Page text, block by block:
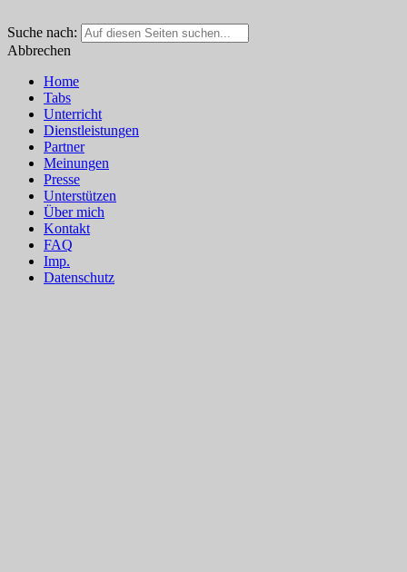
Suche nach:
Abbrechen
Home
Tabs
Unterricht
Dienstleistungen
Partner
Meinungen
Presse
Unterstützen
Über mich
Kontakt
FAQ
Imp.
Datenschutz